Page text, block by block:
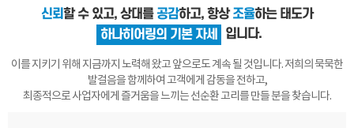
신뢰할 수 있고, 상대를 공감하고, 항상조율하는 태도가
하나히어링의 기본 자세
입니다.
이를 지키기 위해 지금까지 노력해 왔고 앞으로도 계속 될 것입니다. 저희의 묵묵한
발걸음을 함께하여 고객에게 감동을 전하고,
최종적으로 사업자에게 즐거움을 느끼는 선순환 고리를 만들 분을 찾습니다.